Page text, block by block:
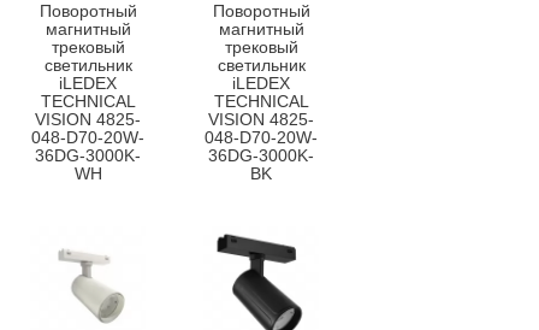
Поворотный
магнитный
трековый
светильник
iLEDEX
TECHNICAL
VISION 4825-
048-D70-20W-
36DG-3000K-
WH
Поворотный
магнитный
трековый
светильник
iLEDEX
TECHNICAL
VISION 4825-
048-D70-20W-
36DG-3000K-
BK